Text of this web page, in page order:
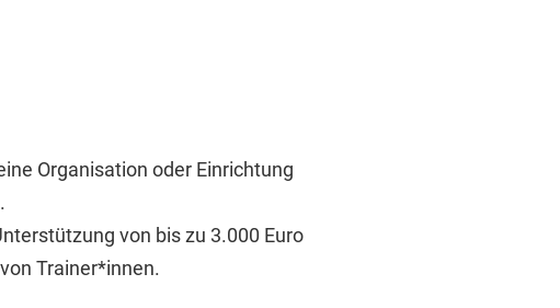
Organisation oder Einrichtung
von bis zu 3.000 Euro
Trainer*innen.